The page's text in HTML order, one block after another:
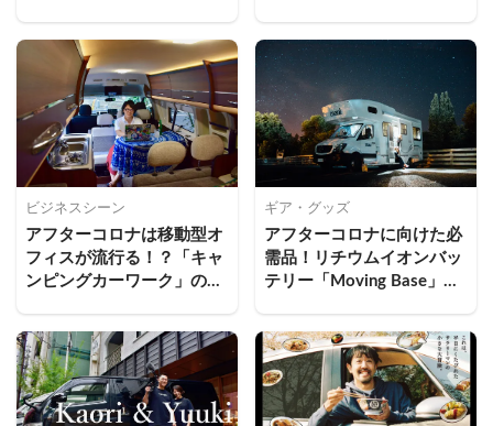
ビジネスシーン
アフターコロナは移動型オ
フィスが流行る！？「キャ
ンピングカーワーク」のメ
ギア・グッズ
アフターコロナに向けた必
需品！リチウムイオンバッ
テリー「Moving Base」で